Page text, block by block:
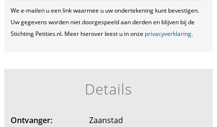
We e-mailen u een link waarmee u uw ondertekening kunt bevestigen.
Uw gegevens worden niet doorgespeeld aan derden en blijven bij de
Stichting Petities.nl. Meer hierover leest u in onze privacyverklaring.
Details
Ontvanger: Zaanstad